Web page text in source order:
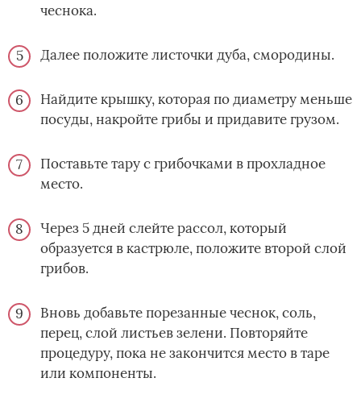
чеснока.
Далее положите листочки дуба, смородины.
Найдите крышку, которая по диаметру меньше
посуды, накройте грибы и придавите грузом.
Поставьте тару с грибочками в прохладное
место.
Через 5 дней слейте рассол, который
образуется в кастрюле, положите второй слой
грибов.
Вновь добавьте порезанные чеснок, соль,
перец, слой листьев зелени. Повторяйте
процедуру, пока не закончится место в таре
или компоненты.